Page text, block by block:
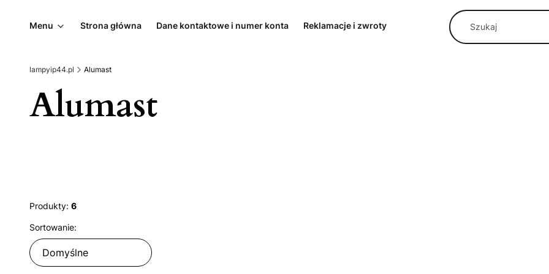
Menu Strona główna Dane kontaktowe i numer konta Reklamacje i zwroty
lampyip44.pl Alumast
Alumast
Produkty: 6
Lista produktów
Sortowanie:
Domyślne